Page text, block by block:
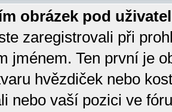
obrázek pod
zaregistrovali při
jménem. Ten první je
hvězdiček nebo
nebo vaší pozici ve